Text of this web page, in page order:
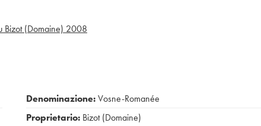
Bizot (Domaine) 2008
Denominazione:Vosne-Romanée
Proprietario: Bizot (Domaine)